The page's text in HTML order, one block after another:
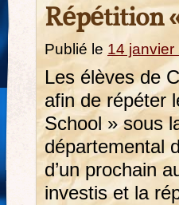
Répétition
Publié le 14 janvier
Les élèves de
afin de répéter
School » sous
départemental
d’un prochain
investis et la